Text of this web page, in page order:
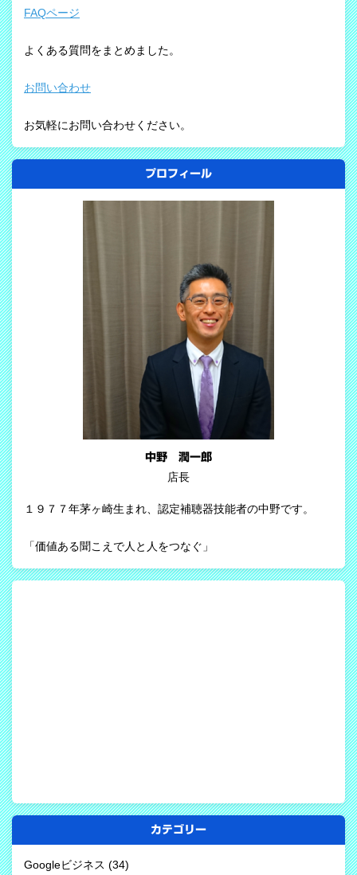
FAQページ
よくある質問をまとめました。
お問い合わせ
お気軽にお問い合わせください。
プロフィール
中野 潤一郎
店長
１９７７年茅ヶ崎生まれ、認定補聴器技能者の中野です。
「価値ある聞こえで人と人をつなぐ」
カテゴリー
Googleビジネス (34)